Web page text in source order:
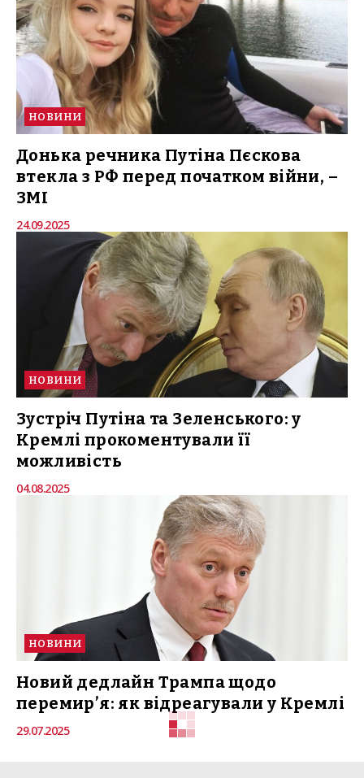
НОВИНИ
Донька речника Путіна Пєскова
втекла з РФ перед початком війни, –
ЗМІ
24.09.2025
НОВИНИ
Зустріч Путіна та Зеленського: у
Кремлі прокоментували її
можливість
04.08.2025
НОВИНИ
Новий дедлайн Трампа щодо
перемир’я: як відреагували у Кремлі
29.07.2025